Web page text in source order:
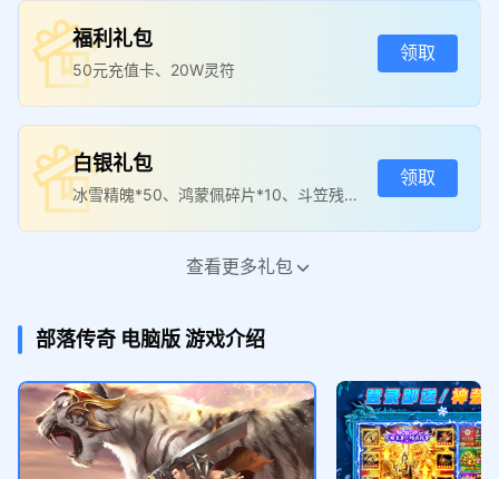
福利礼包
50元充值卡、20W灵符
领取
白银礼包
冰雪精魄*50、鸿蒙佩碎片*10、斗笠残片*
30、盾牌残片*30
领取
冰雪精魄*100、鸿蒙佩碎片*15、斗笠残片
*40、盾牌残片*40
钻石礼包
冰雪精魄*160、鸿蒙佩碎片*20、斗笠残片
领取
查看更多礼包
部落传奇 电脑版游戏介绍